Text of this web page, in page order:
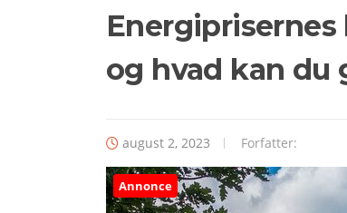
og hvad kan du
august 2, 2023 Forfatter:
Annonce